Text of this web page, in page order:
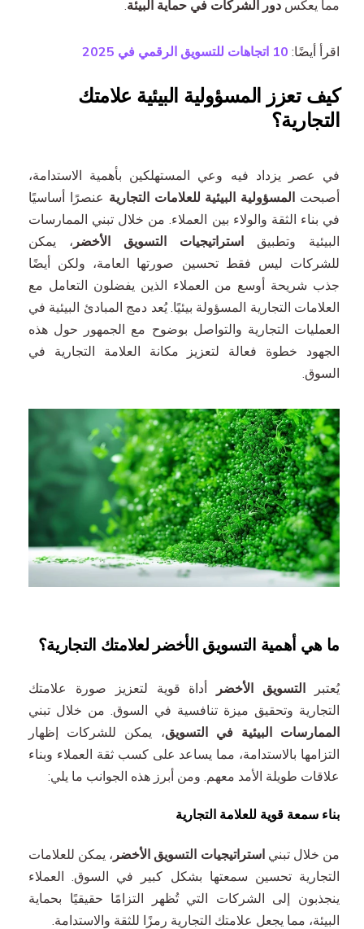
مما يعكس دور الشركات في حماية البيئة
اقرأ أيضًا: 10 اتجاهات للتسويق الرقمي في 2025
كيف تعزز المسؤولية البيئية علامتك
التجارية؟
في عصر يزداد فيه وعي المستهلكين بأهمية الاستدامة،
أصبحت المسؤولية البيئية للعلامات التجارية عنصرًا أساسيًا
في بناء الثقة والولاء بين العملاء. من خلال تبني الممارسات
البيئية وتطبيق استراتيجيات التسويق الأخضر ، يمكن
للشركات ليس فقط تحسين صورتها العامة، ولكن أيضًا
جذب شريحة أوسع من العملاء الذين يفضلون التعامل مع
العلامات التجارية المسؤولة بيئيًا. يُعد دمج المبادئ البيئية في
العمليات التجارية والتواصل بوضوح مع الجمهور حول هذه
الجهود خطوة فعالة لتعزيز مكانة العلامة التجارية في
السوق.
ما هي أهمية التسويق الأخضر لعلامتك التجارية؟
يُعتبر التسويق الأخضر
أداة قوية لتعزيز صورة علامتك
التجارية وتحقيق ميزة تنافسية في السوق. من خلال تبني
الممارسات البيئية في التسويق، يمكن للشركات إظهار
التزامها بالاستدامة، مما يساعد على كسب ثقة العملاء وبناء
علاقات طويلة الأمد معهم. ومن أبرز هذه الجوانب ما يلي:
بناء سمعة قوية للعلامة التجارية
من خلال تبنياستراتيجيات التسويق الأخضر ، يمكن للعلامات
التجارية تحسين سمعتها بشكل كبير في السوق. العملاء
ينجذبون إلى الشركات التي تُظهر التزامًا حقيقيًا بحماية
البيئة، مما يجعل علامتك التجارية رمزًا للثقة والاستدامة.